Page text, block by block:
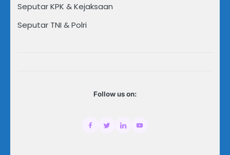
Seputar KPK & Kejaksaan
Seputar TNI & Polri
Follow us on: